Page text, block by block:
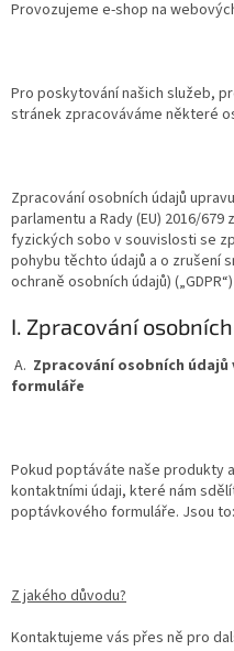
Provozujeme e-shop na
Pro poskytování našich služeb,
stránek zpracováváme některé
Zpracování osobních údajů
parlamentu a Rady (EU) 2016/
fyzických sobo v souvislosti se
pohybu těchto údajů a o zrušení
ochraně osobních údajů) („GDPR“)
I. Zpracování
A. Zpracování osobních
formuláře
Pokud poptáváte naše produkty
kontaktními údaji, které nám
poptávkového formuláře. Jsou
Z jakého důvodu?
Kontaktujeme vás přes ně pro